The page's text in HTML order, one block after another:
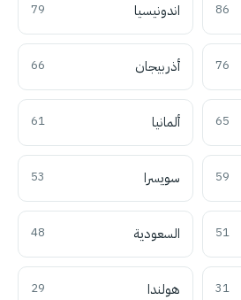
86 اندونيسيا 79
76 أذربيجان 66
65 ألمانيا 61
59 سويسرا 53
51 السعودية 48
31 هولندا 29